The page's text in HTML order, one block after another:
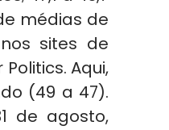
médias de
sites de
Aqui,
(49 a 47).
de agosto,